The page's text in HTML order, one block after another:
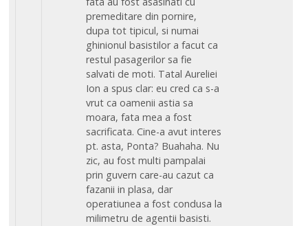
premeditare din pornire,
dupa tot tipicul, si numai
ghinionul basistilor a facut ca
restul pasagerilor sa fie
salvati de moti. Tatal Aureliei
Ion a spus clar: eu cred ca s-a
vrut ca oamenii astia sa
moara, fata mea a fost
sacrificata. Cine-a avut interes
pt. asta, Ponta? Buahaha. Nu
zic, au fost multi pampalai
prin guvern care-au cazut ca
fazanii in plasa, dar
operatiunea a fost condusa la
milimetru de agentii basisti.